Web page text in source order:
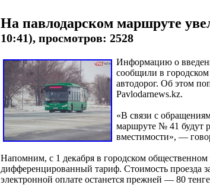
На павлодарском маршруте
10:41), просмотров: 2528
Информацию о
сообщили в
автодорог. Об этом
Pavlodarnews.kz.
«В связи с
маршруте № 41 будут
вместимости», —
Напомним, с 1 декабря в городском общественном
дифференцированный тариф. Стоимость проезда
электронной оплате останется прежней — 80